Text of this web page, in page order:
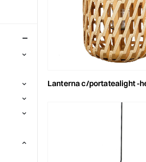
lanterna c/portatealight -helios hurricane- d.42